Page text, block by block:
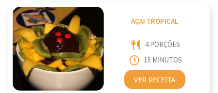
AÇAI TROPICAL
4 PORÇÕES
15 MINUTOS
VER RECEITA